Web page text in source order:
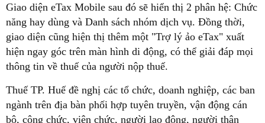
Giao diện eTax Mobile sau đó sẽ hiển thị 2 phân hệ: Chức
năng hay dùng và Danh sách nhóm dịch vụ. Đồng thời,
giao diện cũng hiện thị thêm một "Trợ lý ảo eTax" xuất
hiện ngay góc trên màn hình di động, có thể giải đáp mọi
thông tin về thuế của người nộp thuế.
Thuế TP. Huế đề nghị các tổ chức, doanh nghiệp, các ban
ngành trên địa bàn phối hợp tuyên truyền, vận động cán
bộ, công chức, viên chức, người lao động, người thân